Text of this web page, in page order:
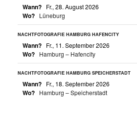
Wann? Fr., 28. August 2026
Wo? Lüneburg
NACHTFOTOGRAFIE HAMBURG HAFENCITY
Wann? Fr., 11. September 2026
Wo? Hamburg – Hafencity
NACHTFOTOGRAFIE HAMBURG SPEICHERSTADT
Wann? Fr., 18. September 2026
Wo? Hamburg – Speicherstadt